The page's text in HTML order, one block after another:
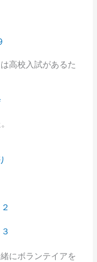
高校入試があるた
にボランテイアを